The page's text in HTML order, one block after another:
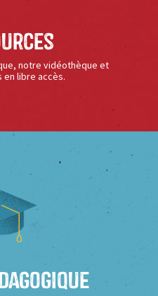
notre vidéothèque et
libre accès.